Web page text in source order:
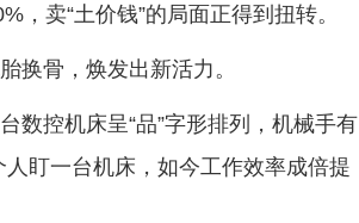
卖“土价钱”的局面正得到扭转。
换骨，焕发出新活力。
数控机床呈“品”字形排列，机械手有
盯一台机床，如今工作效率成倍提